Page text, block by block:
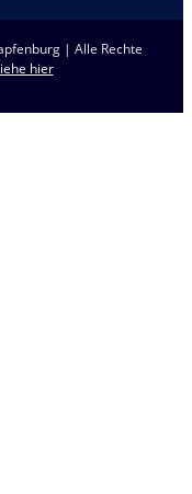
| Alle Rechte
hier